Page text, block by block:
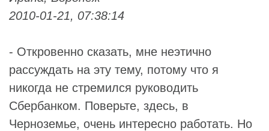
2010-01-21, 07:38:14
- Откровенно сказать, мне неэтично
рассуждать на эту тему, потому что я
никогда не стремился руководить
Сбербанком. Поверьте, здесь, в
Черноземье, очень интересно работать. Но